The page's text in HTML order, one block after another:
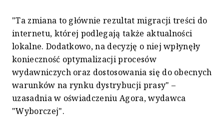
"Ta zmiana to głównie rezultat migracji treści do
internetu, której podlegają także aktualności
lokalne. Dodatkowo, na decyzję o niej wpłynęły
konieczność optymalizacji procesów
wydawniczych oraz dostosowania się do obecnych
warunków na rynku dystrybucji prasy" –
uzasadnia w oświadczeniu Agora, wydawca
"Wyborczej".